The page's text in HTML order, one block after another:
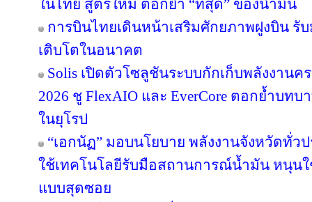
ในไทย สูตรใหม่ ตอกย้ำ “ที่สุด” ของน้ำมัน
การบินไทยเดินหน้าเสริมศักยภาพฝูงบิน รับ
เติบโตในอนาคต
Solis เปิดตัวโซลูชันระบบกักเก็บพลังงานคร
2026 ชู FlexAIO และ EverCore ตอกย้ำบท
ในยุโรป
“เอกนัฏ” มอบนโยบาย พลังงานจังหวัดทั่
ใช้เทคโนโลยีรับมือสถานการณ์น้ำมัน หนุนใ
แบบสุดซอย